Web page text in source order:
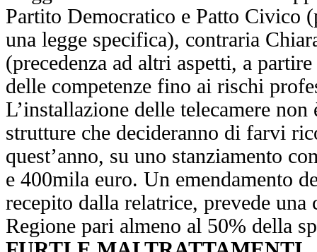
Partito Democratico e Patto Civico
una legge specifica), contraria
(precedenza ad altri aspetti, a
delle competenze fino ai rischi
L’installazione delle telecamere
strutture che decideranno di farvi
quest’anno, su uno stanziamento
e 400mila euro. Un emendamento
recepito dalla relatrice, prevede una
Regione pari almeno al 50% della